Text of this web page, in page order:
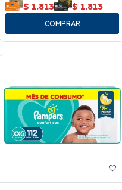
$ 1.813 $ 1.813